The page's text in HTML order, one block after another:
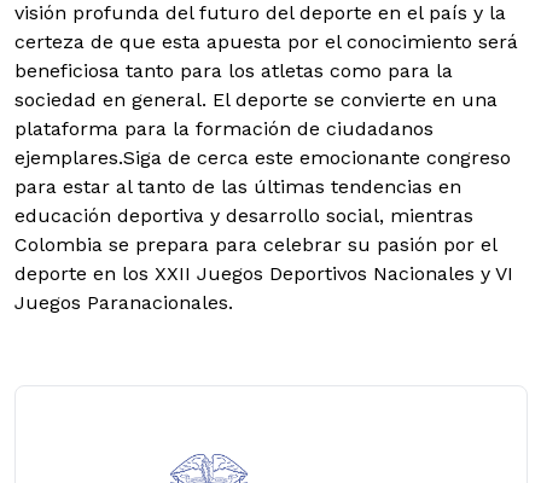
visión profunda del futuro del deporte en el país y la
certeza de que esta apuesta por el conocimiento será
beneficiosa tanto para los atletas como para la
sociedad en general. El deporte se convierte en una
plataforma para la formación de ciudadanos
ejemplares.Siga de cerca este emocionante congreso
para estar al tanto de las últimas tendencias en
educación deportiva y desarrollo social, mientras
Colombia se prepara para celebrar su pasión por el
deporte en los XXII Juegos Deportivos Nacionales y VI
Juegos Paranacionales.